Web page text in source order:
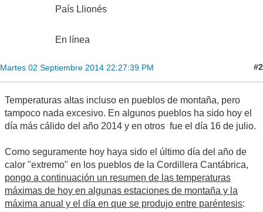
País Llionés
En línea
Martes 02 Septiembre 2014 22:27:39 PM #2
Temperaturas altas incluso en pueblos de montaña, pero
tampoco nada excesivo. En algunos pueblos ha sido hoy el
día más cálido del año 2014 y en otros fue el día 16 de julio.
Como seguramente hoy haya sido el último día del año de
calor "extremo" en los pueblos de la Cordillera Cantábrica,
pongo a continuación un resumen de las temperaturas
máximas de hoy en algunas estaciones de montaña y la
máxima anual y el día en que se produjo entre paréntesis: